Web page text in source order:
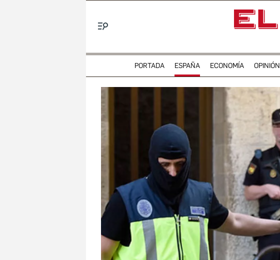
PORTADA ESPAÑA ECONOMÍA OPINIÓN